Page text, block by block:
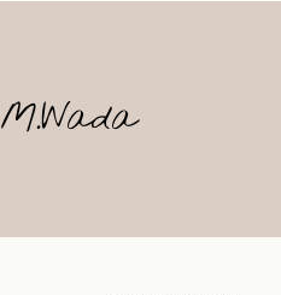
M.Wada